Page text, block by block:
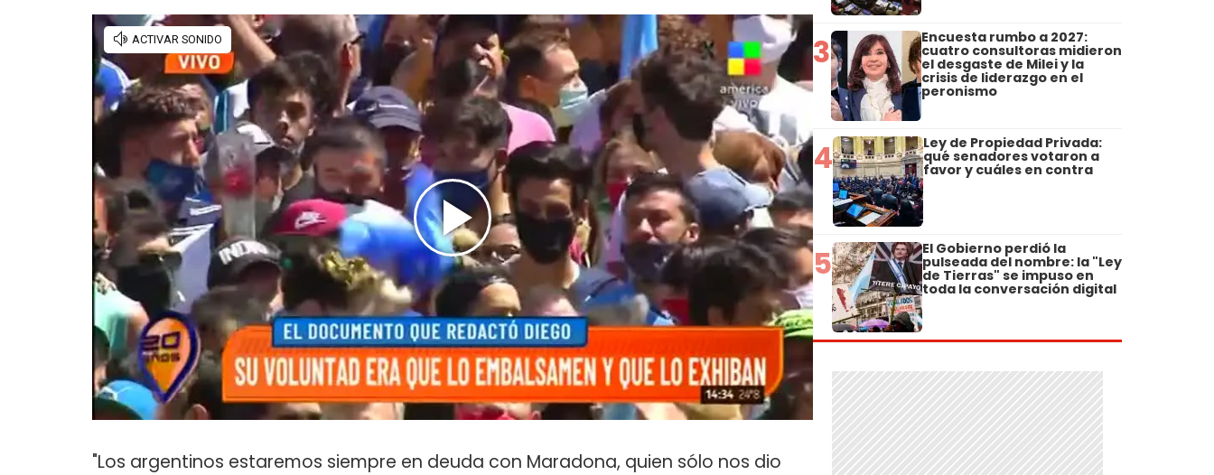
"Los argentinos estaremos siempre en deuda con Maradona, quien sólo nos dio
3 Encuesta rumbo a 2027:
cuatro consultoras midieron
el desgaste de Milei y la
crisis de liderazgo en el
peronismo
4 Ley de Propiedad Privada:
qué senadores votaron a
favor y cuáles en contra
5 El Gobierno perdió la
pulseada del nombre: la "Ley
de Tierras" se impuso en
toda la conversación digital